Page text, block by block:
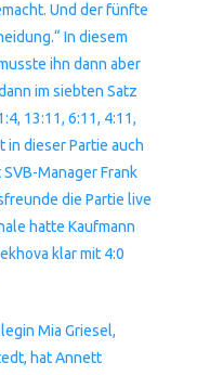
Und der fünfte
In diesem
ihn dann aber
im siebten Satz
13:11, 6:11, 4:11,
in dieser Partie auch
Manager Frank
die Partie live
hatte Kaufmann
klar mit 4:0
Mia Griesel,
hat Annett